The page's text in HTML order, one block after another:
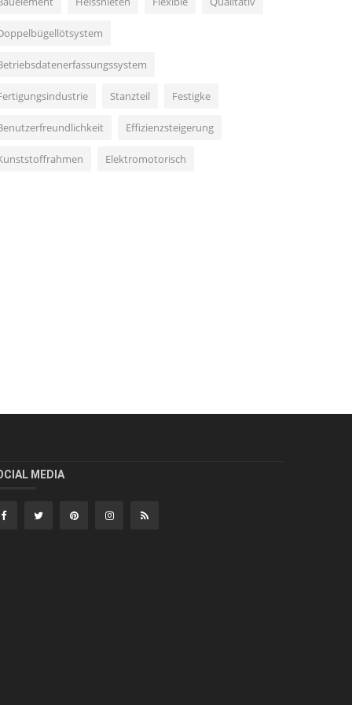
Stanzteil Festigke
Effizienzsteigerung
Elektromotorisch
MEDIA